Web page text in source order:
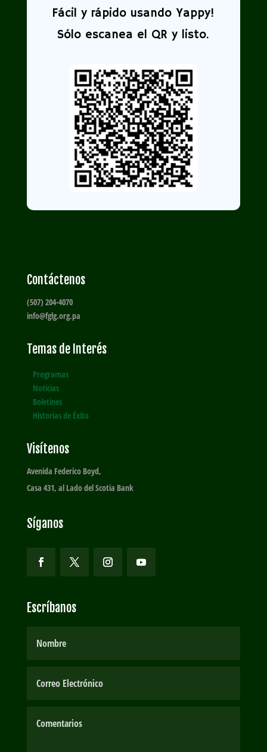
Fácil y rápido usando Yappy!
Sólo escanea el QR y listo.
Contáctenos
(507) 204-4070
info@fglg.org.pa
Temas de Interés
Programas
Noticias
Boletines
Historias de Éxito
Visítenos
Avenida Federico Boyd,
Casa 431, al Lado del Scotia Bank
Síganos
Escríbanos